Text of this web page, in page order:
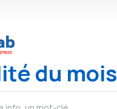
du mois